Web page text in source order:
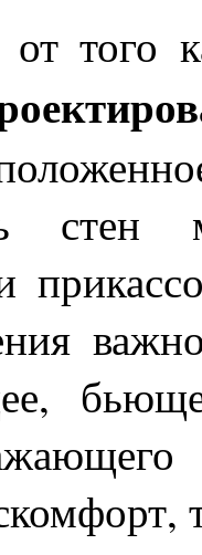
того
стен